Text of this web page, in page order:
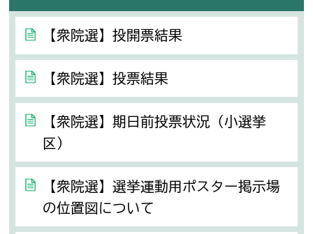
【衆院選】投開票結果
【衆院選】投票結果
【衆院選】期日前投票状況（小選挙
区）
【衆院選】選挙運動用ポスター掲示場
の位置図について